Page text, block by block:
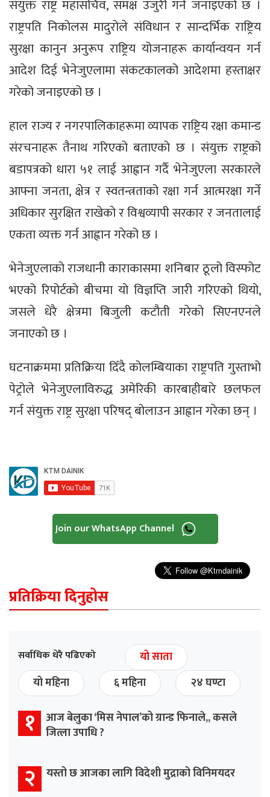
संयुक्त राष्ट्र महासचिव, समक्ष उजुरी गर्ने जनाइएको छ ।
राष्ट्रपति निकोलस मादुरोले संविधान र सान्दर्भिक राष्ट्रिय
सुरक्षा कानुन अनुरूप राष्ट्रिय योजनाहरू कार्यान्वयन गर्न
आदेश दिई भेनेजुएलामा संकटकालको आदेशमा हस्ताक्षर
गरेको जनाइएको छ ।
हाल राज्य र नगरपालिकाहरूमा व्यापक राष्ट्रिय रक्षा कमान्ड
संरचनाहरू तैनाथ गरिएको बताएको छ । संयुक्त राष्ट्रको
बडापत्रको धारा ५१ लाई आह्वान गर्दै भेनेजुएला सरकारले
आफ्ना जनता, क्षेत्र र स्वतन्त्रताको रक्षा गर्न आत्मरक्षा गर्ने
अधिकार सुरक्षित राखेको र विश्वव्यापी सरकार र जनतालाई
एकता व्यक्त गर्न आह्वान गरेको छ ।
भेनेजुएलाको राजधानी काराकासमा शनिबार ठूलो विस्फोट
भएको रिपोर्टको बीचमा यो विज्ञप्ति जारी गरिएको थियो,
जसले धेरै क्षेत्रमा बिजुली कटौती गरेको सिएनएनले
जनाएको छ ।
घटनाक्रममा प्रतिक्रिया दिँदै कोलम्बियाका राष्ट्रपति गुस्ताभो
पेट्रोले भेनेजुएलाविरुद्ध अमेरिकी कारबाहीबारे छलफल
गर्न संयुक्त राष्ट्र सुरक्षा परिषद् बोलाउन आह्वान गरेका छन् ।
Join our WhatsApp Channel
प्रतिक्रिया दिनुहोस
सर्वाधिक धेरै पढिएको
यो साता
यो महिना
६ महिना २४ घण्टा
१ आज बेलुका ‘मिस नेपाल’को ग्रान्ड फिनाले,, कसले
जित्ला उपाधि ?
२ यस्तो छ आजका लागि विदेशी मुद्राको विनिमयदर